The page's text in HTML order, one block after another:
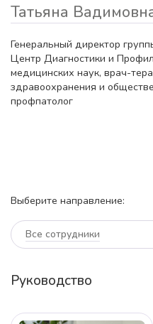
Татьяна
Генеральный директор
Центр Диагностики и
медицинских наук, врач-
здравоохранения и
профпатолог
Выберите направление:
Все сотрудники
Руководство